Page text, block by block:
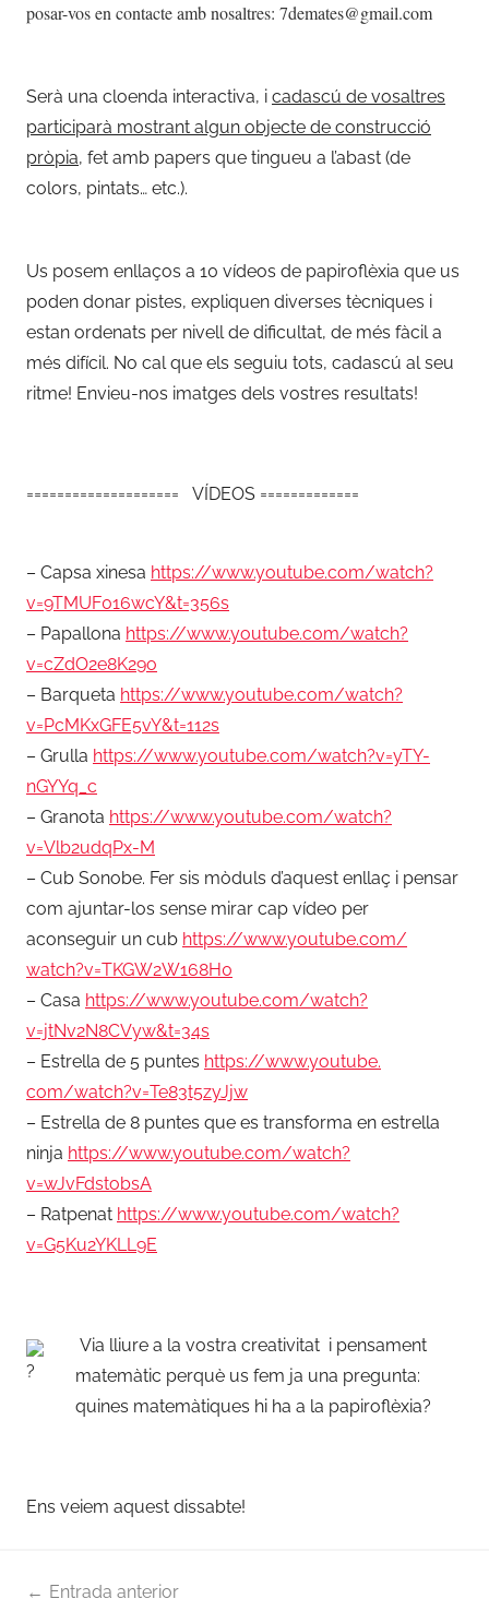
posar-vos en contacte amb nosaltres: 7demates@gmail.com
Serà una cloenda interactiva, i cadascú de vosaltres
participarà mostrant algun objecte de construcció
pròpia, fet amb papers que tingueu a l’abast (de
colors, pintats… etc.).
Us posem enllaços a 10 vídeos de papiroflèxia que us
poden donar pistes, expliquen diverses tècniques i
estan ordenats per nivell de dificultat, de més fàcil a
més difícil. No cal que els seguiu tots, cadascú al seu
ritme! Envieu-nos imatges dels vostres resultats!
==================== VÍDEOS =============
– Capsa xinesa https://www.youtube.com/watch?
v=9TMUF016wcY&t=356s
– Papallona https://www.youtube.com/watch?
v=cZdO2e8K29o
– Barqueta https://www.youtube.com/watch?
v=PcMKxGFE5vY&t=112s
– Grulla https://www.youtube.com/watch?v=yTY-
nGYYq_c
– Granota https://www.youtube.com/watch?
v=Vlb2udqPx-M
– Cub Sonobe. Fer sis mòduls d’aquest enllaç i pensar
com ajuntar-los sense mirar cap vídeo per
aconseguir un cub https://www.youtube.com/
watch?v=TKGW2W168H0
– Casa https://www.youtube.com/watch?
v=jtNv2N8CVyw&t=34s
– Estrella de 5 puntes https://www.youtube.
com/watch?v=Te83t5zyJjw
– Estrella de 8 puntes que es transforma en estrella
ninja https://www.youtube.com/watch?
v=wJvFdstobsA
– Ratpenat https://www.youtube.com/watch?
v=G5Ku2YKLL9E
Via lliure a la vostra creativitat i pensament
matemàtic perquè us fem ja una pregunta:
quines matemàtiques hi ha a la papiroflèxia?
Ens veiem aquest dissabte!
Entrada anterior